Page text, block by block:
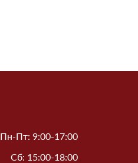
Пн-Пт: 9:00-17:00
Сб: 15:00-18:00